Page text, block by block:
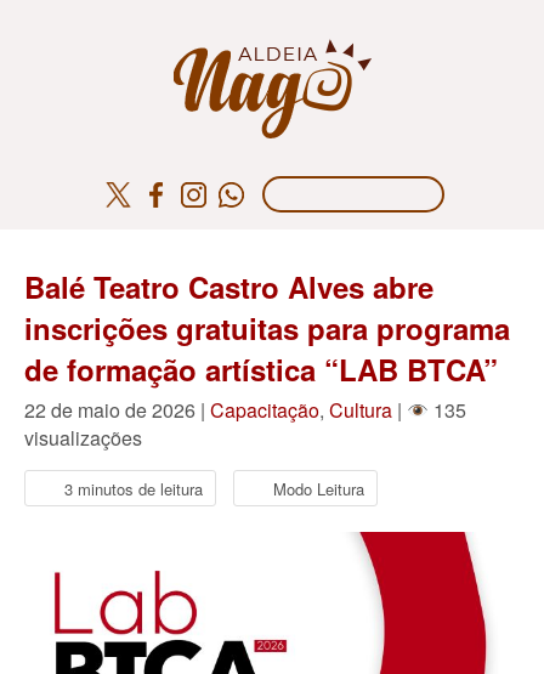
Balé Teatro Castro Alves abre
inscrições gratuitas para programa
de formação artística “LAB BTCA”
22 de maio de 2026 | Capacitação, Cultura |
135
visualizações
3 minutos de leitura Modo Leitura